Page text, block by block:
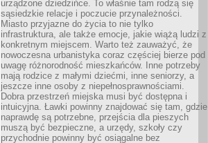
urządzone dziedzińce. To właśnie tam rodzą się
sąsiedzkie relacje i poczucie przynależności.
Miasto przyjazne do życia to nie tylko
infrastruktura, ale także emocje, jakie wiążą ludzi z
konkretnym miejscem. Warto też zauważyć, że
nowoczesna urbanistyka coraz częściej bierze pod
uwagę różnorodność mieszkańców. Inne potrzeby
mają rodzice z małymi dziećmi, inne seniorzy, a
jeszcze inne osoby z niepełnosprawnościami.
Dobra przestrzeń miejska musi być dostępna i
intuicyjna. Ławki powinny znajdować się tam, gdzie
naprawdę są potrzebne, przejścia dla pieszych
muszą być bezpieczne, a urzędy, szkoły czy
przychodnie powinny być osiągalne bez